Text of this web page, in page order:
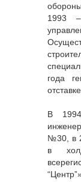
1993 –
года
В
№30, в
в